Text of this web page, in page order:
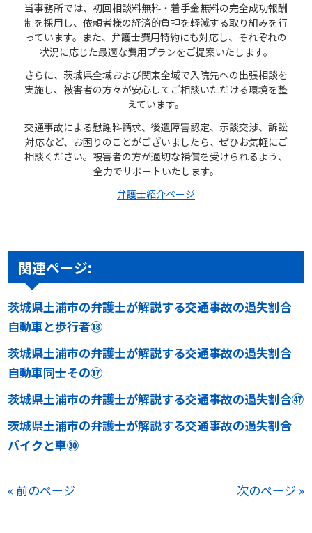
当事務所では、初回相談料無料・着手金無料の完全成功報酬
制を採用し、依頼者様の経済的負担を軽減する取り組みを行
っています。また、弁護士費用特約にも対応し、それぞれの
状況に応じた最適な費用プランをご提案いたします。
さらに、茨城県全域および関東全域で入院先への出張相談を
実施し、被害者の方々が安心してご相談いただける環境を整
えています。
交通事故による慰謝料請求、後遺障害認定、示談交渉、訴訟
対応など、お困りのことがございましたら、ぜひお気軽にご
相談ください。被害者の方が適切な補償を受けられるよう、
全力でサポートいたします。
弁護士紹介ページ
関連ページ:
茨城県土浦市の弁護士が解説する交通事故の過失割合
自動車と歩行者⑱
茨城県土浦市の弁護士が解説する交通事故の過失割合
自動車同士その⑰
茨城県土浦市の弁護士が解説する交通事故の過失割合㊼
茨城県土浦市の弁護士が解説する交通事故の過失割合
バイクと車㉚
« 前のページ 次のページ »